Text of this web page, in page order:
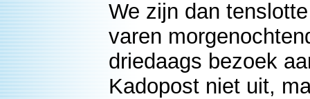
We zijn dan
varen
driedaags bezoek
Kadopost niet uit,